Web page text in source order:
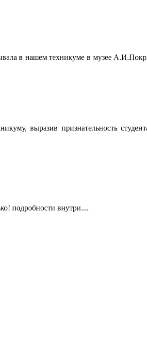
в нашем техникуме в музее
выразив признательность
подробности внутри....